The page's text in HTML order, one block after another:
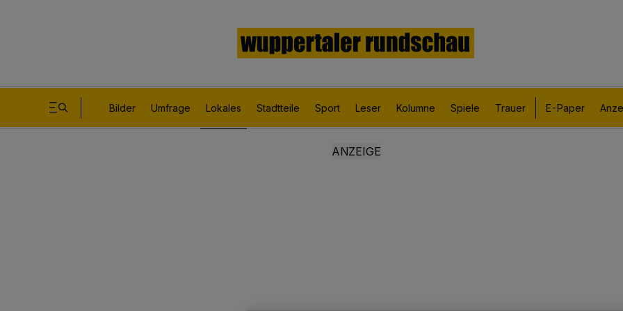
Bilder Umfrage Lokales Stadtteile Sport Leser Kolumne Spiele Trauer E-Paper